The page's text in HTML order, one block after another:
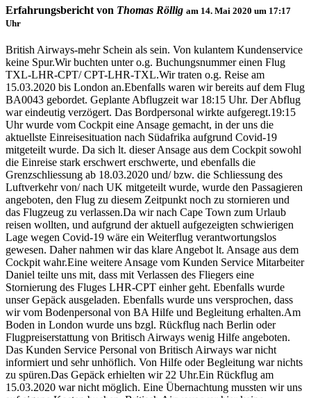
Erfahrungsbericht von Thomas Röllig am 14. Mai 2020 um 17:17
Uhr
British Airways-mehr Schein als sein. Von kulantem Kundenservice
keine Spur.Wir buchten unter o.g. Buchungsnummer einen Flug
TXL-LHR-CPT/ CPT-LHR-TXL.Wir traten o.g. Reise am
15.03.2020 bis London an.Ebenfalls waren wir bereits auf dem Flug
BA0043 gebordet. Geplante Abflugzeit war 18:15 Uhr. Der Abflug
war eindeutig verzögert. Das Bordpersonal wirkte aufgeregt.19:15
Uhr wurde vom Cockpit eine Ansage gemacht, in der uns die
aktuellste Einreisesituation nach Südafrika aufgrund Covid-19
mitgeteilt wurde. Da sich lt. dieser Ansage aus dem Cockpit sowohl
die Einreise stark erschwert erschwerte, und ebenfalls die
Grenzschliessung ab 18.03.2020 und/ bzw. die Schliessung des
Luftverkehr von/ nach UK mitgeteilt wurde, wurde den Passagieren
angeboten, den Flug zu diesem Zeitpunkt noch zu stornieren und
das Flugzeug zu verlassen.Da wir nach Cape Town zum Urlaub
reisen wollten, und aufgrund der aktuell aufgezeigten schwierigen
Lage wegen Covid-19 wäre ein Weiterflug verantwortungslos
gewesen. Daher nahmen wir das klare Angebot lt. Ansage aus dem
Cockpit wahr.Eine weitere Ansage vom Kunden Service Mitarbeiter
Daniel teilte uns mit, dass mit Verlassen des Fliegers eine
Stornierung des Fluges LHR-CPT einher geht. Ebenfalls wurde
unser Gepäck ausgeladen. Ebenfalls wurde uns versprochen, dass
wir vom Bodenpersonal von BA Hilfe und Begleitung erhalten.Am
Boden in London wurde uns bzgl. Rückflug nach Berlin oder
Flugpreiserstattung von Britisch Airways wenig Hilfe angeboten.
Das Kunden Service Personal von Britisch Airways war nicht
informiert und sehr unhöflich. Von Hilfe oder Begleitung war nichts
zu spüren.Das Gepäck erhielten wir 22 Uhr.Ein Rückflug am
15.03.2020 war nicht möglich. Eine Übernachtung mussten wir uns